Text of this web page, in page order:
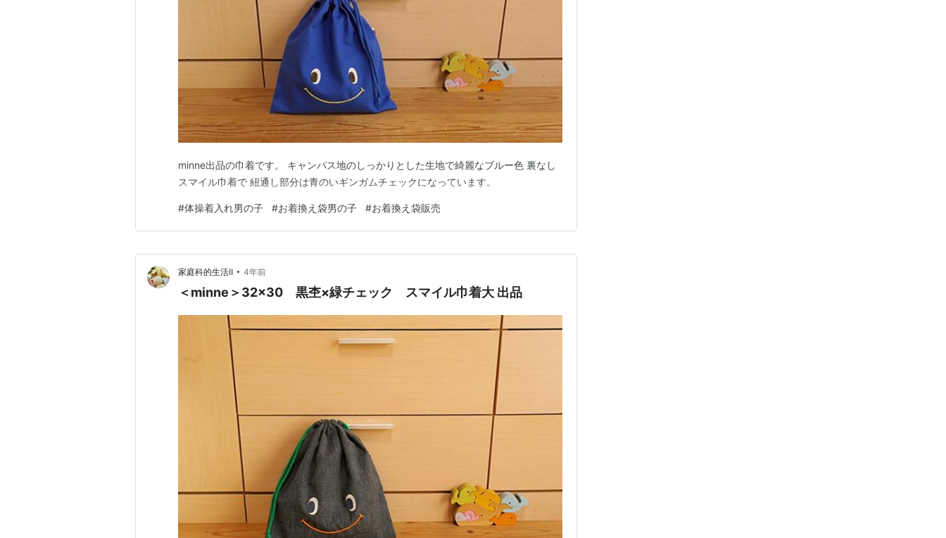
minne出品の巾着です。 キャンパス地のしっかりとした生地で綺麗なブルー色 裏なし
スマイル巾着で 紐通し部分は青のいギンガムチェックになっています。
#体操着入れ男の子 #お着換え袋男の子 #お着換え袋販売
家庭科的生活Ⅱ • 4年前
＜minne＞32×30 黒杢×緑チェック スマイル巾着大 出品